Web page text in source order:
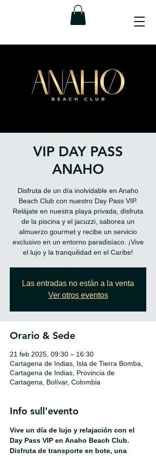
VIP DAY PASS
ANAHO
Disfruta de un día inolvidable en Anaho
Beach Club con nuestro Day Pass VIP.
Relájate en nuestra playa privada, disfruta
de la piscina y el jacuzzi, saborea un
almuerzo gourmet y recibe un servicio
exclusivo en un entorno paradisíaco. ¡Vive
el lujo y la tranquilidad en el Caribe!
Las entradas no están a la venta
Ver otros eventos
Orario & Sede
21 feb 2025, 09:30 – 16:30
Cartagena de Indias, Isla de Tierra Bomba,
Cartagena de Indias, Provincia de
Cartagena, Bolívar, Colombia
Info sull'evento
Vive un día de lujo y relajación con el
Day Pass VIP en Anaho Beach Club.
Disfruta de transporte en bote, una